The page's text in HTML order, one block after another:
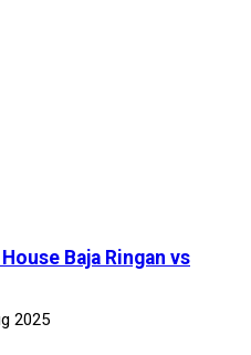
Baja Ringan vs
2025